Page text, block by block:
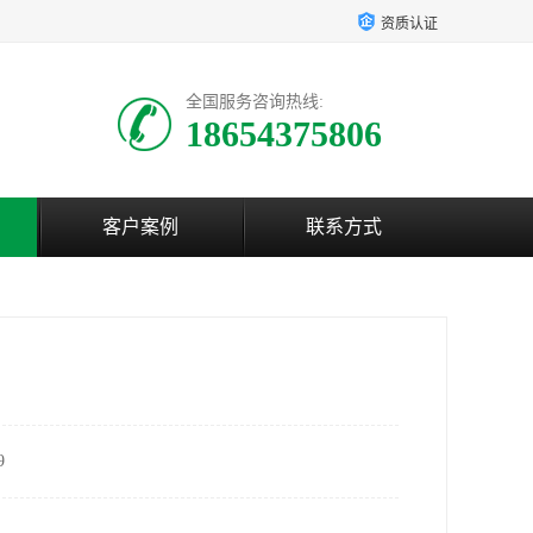
资质认证
全国服务咨询热线:
18654375806
客户案例 联系方式